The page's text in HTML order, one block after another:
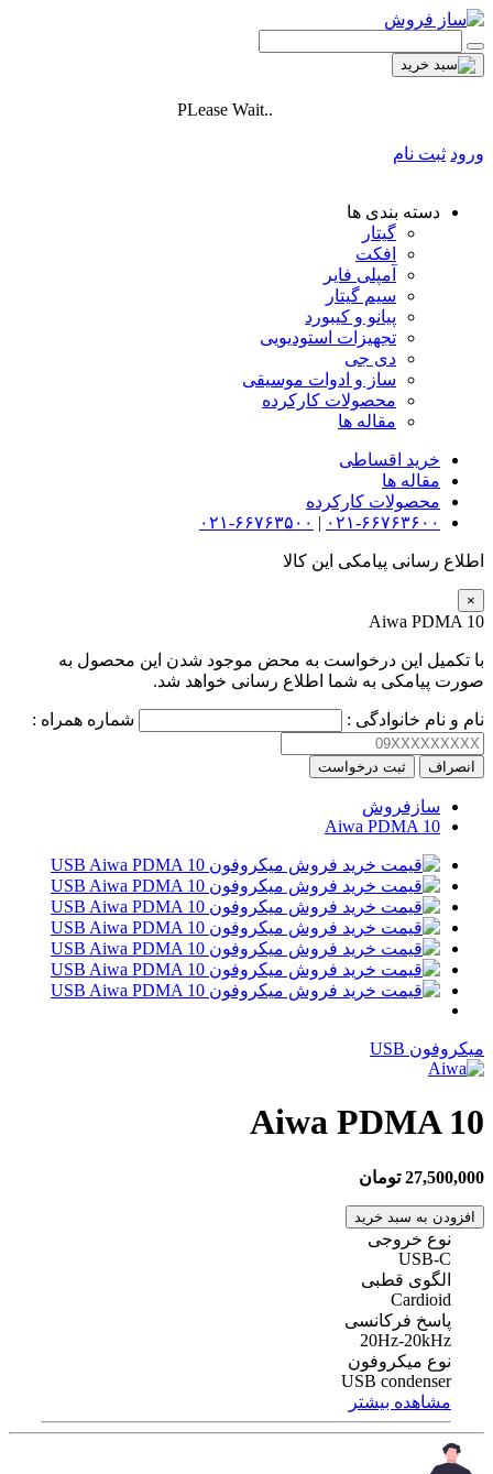
PLease Wait..
ورود ثبت نام
دسته بندی ها
گیتار
افکت
آمپلی فایر
سیم گیتار
پیانو و کیبورد
تجهیزات استودیویی
دی جی
ساز و ادوات موسیقی
محصولات کارکرده
مقاله ها
خرید اقساطی
مقاله ها
محصولات کارکرده
۰۲۱-۶۶۷۶۳۶۰۰ | ۰۲۱-۶۶۷۶۳۵۰۰
اطلاع رسانی پیامکی این کالا
×
Aiwa PDMA 10
با تکمیل این درخواست به محض موجود شدن این محصول به
صورت پیامکی به شما اطلاع رسانی خواهد شد.
نام و نام خانوادگی : شماره همراه :
انصراف ثبت درخواست
سازفروش
Aiwa PDMA 10
میکروفون USB
Aiwa PDMA 10
27,500,000 تومان
افزودن به سبد خرید
نوع خروجی
USB-C
الگوی قطبی
Cardioid
پاسخ فرکانسی
20Hz-20kHz
نوع میکروفون
USB condenser
مشاهده بیشتر